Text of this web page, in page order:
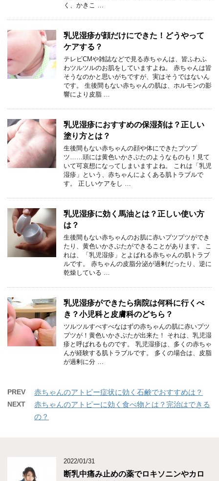
く、かきこ …
乳児湿疹が顔だけにできた！どうやって
ケアする？
テレビCMや雑誌などで見る赤ちゃんは、皆ふわふ
わツルツルのお肌をしていますよね。 赤ちゃんは皆
そうなのかと思いがちですが、実はそうではないん
です。 生後間もない赤ちゃんの肌は、ホルモンの影
響により皮脂 …
乳児湿疹におすすめの保湿剤は？正しい
塗り方とは？
生後間もない赤ちゃんの顔や体にできたプツプ
ツ……頭には黄色いかさぶたのようなものも！見て
いて可哀想になってしまいますよね。 これは「乳児
湿疹」という、赤ちゃんによくある肌トラブルで
す。 正しいケアをし …
乳児湿疹に効く馬油とは？正しい使い方
は？
生後間もない赤ちゃんのお肌に赤いプツプツができ
たり、黄色いかさぶたができることがあります。 こ
れは、「乳児湿疹」とよばれる赤ちゃんの肌トラブ
ルです。 赤ちゃんの皮脂分泌が過剰だったり、逆に
乾燥している …
乳児湿疹ができたら病院は何科に行くべ
き？小児科と皮膚科のどちら？
ツルツルすべすべなはずの赤ちゃんの肌に赤いプツ
プツが！黄色いかさぶたが出来た！ それは、乳児湿
疹と呼ばれるものです。 乳児湿疹は、多くの赤ちゃ
んが経験する肌トラブルです。 多くの場合は、皮脂
が過剰に分 …
PREV 赤ちゃんのアトピー症状に効く石鹸でおすすめは？
NEXT
赤ちゃんのアトピーに効く食べ物とは？完治はできる
の？
2022/01/31
断乳中痛み止めの薬でロキソニンやカロ